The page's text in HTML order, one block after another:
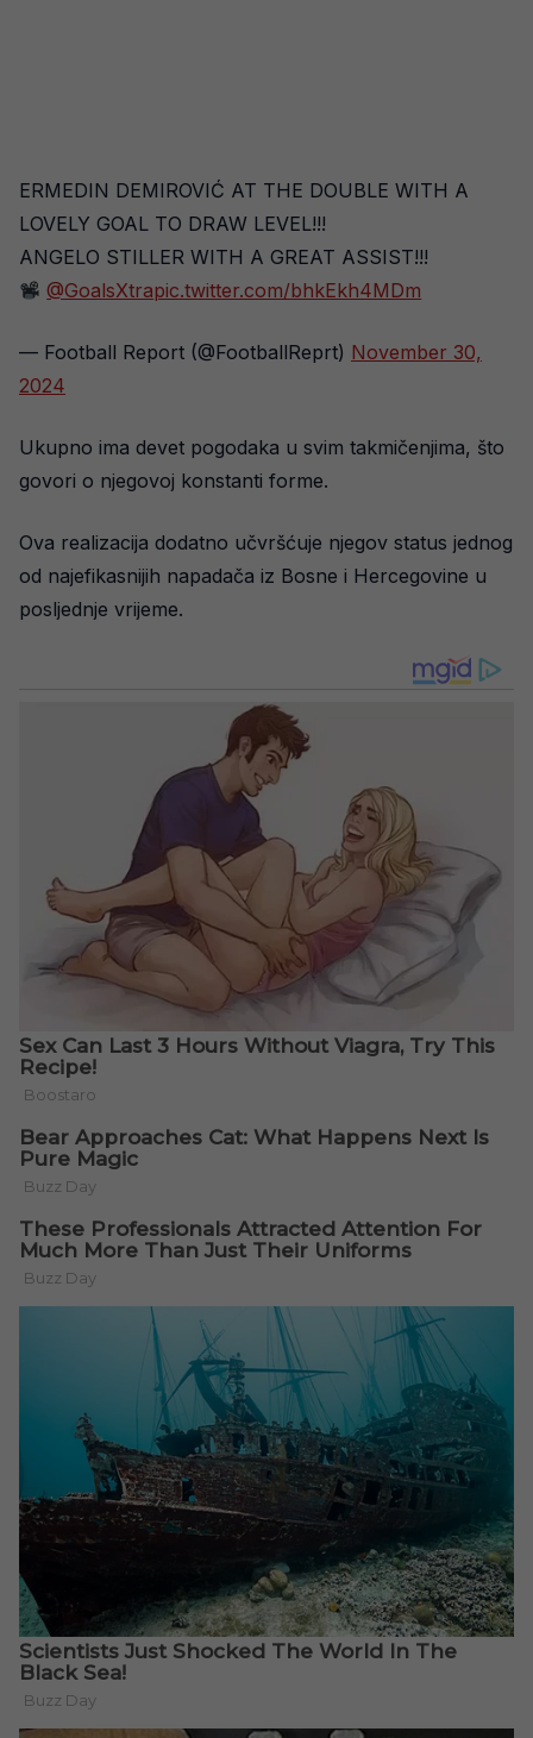
ERMEDIN DEMIROVIĆ AT THE DOUBLE WITH A
LOVELY GOAL TO DRAW LEVEL!!!
ANGELO STILLER WITH A GREAT ASSIST!!!
@GoalsXtrapic.twitter.com/bhkEkh4MDm
— Football Report (@FootballReprt) November 30,
2024
Ukupno ima devet pogodaka u svim takmičenjima, što
govori o njegovoj konstanti forme.
Ova realizacija dodatno učvršćuje njegov status jednog
od najefikasnijih napadača iz Bosne i Hercegovine u
posljednje vrijeme.